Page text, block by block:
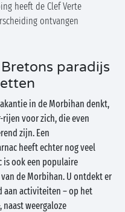
heeft de Clef Verte
ontvangen
paradijs
in de Morbihan denkt,
voor zich, die even
zijn. Een
heeft echter nog veel
is ook een populaire
de Morbihan. U ontdekt er
aan activiteiten – op het
naast weergaloze